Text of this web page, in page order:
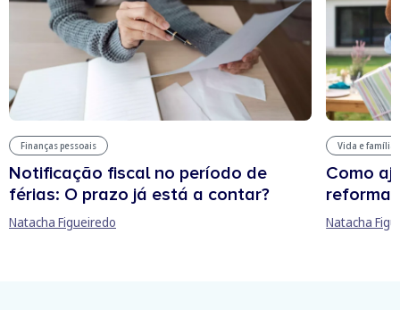
Finanças pessoais
Notificação fiscal no período de
férias: O prazo já está a contar?
Natacha Figueiredo
Vida e família
Como
reforma
Natacha